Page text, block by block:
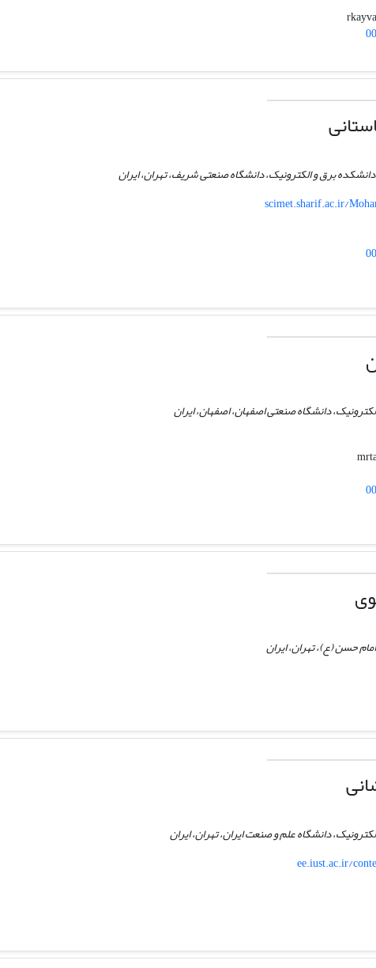
برق و الکترونیک، دانشگاه صنعتی شریف، تهران، ایران
scimet.sharif.ac.ir/
دانشگاه صنعتی اصفهان، اصفهان، ایران
حسن (ع)، تهران، ایران
دانشگاه علم و صنعت ایران، تهران، ایران
ee.iust.ac.ir/